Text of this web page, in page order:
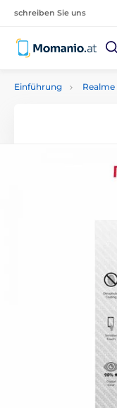
schreiben Sie uns
Einführung Realme